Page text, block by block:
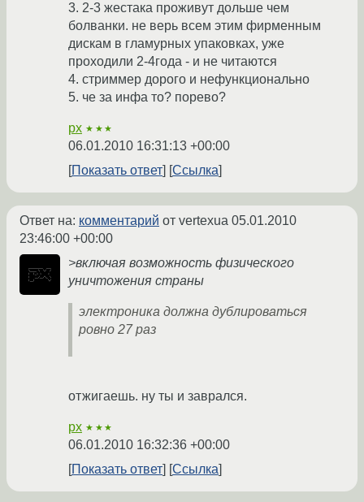
3. 2-3 жестака проживут дольше чем
болванки. не верь всем этим фирменным
дискам в гламурных упаковках, уже
проходили 2-4года - и не читаются
4. стриммер дорого и нефункционально
5. че за инфа то? порево?
px ★★★
06.01.2010 16:31:13 +00:00
Показать ответ
Ссылка
Ответ на: комментарий от vertexua 05.01.2010
23:46:00 +00:00
>включая возможность физического
уничтожения страны
электроника должна дублироваться
ровно 27 раз
отжигаешь. ну ты и заврался.
px ★★★
06.01.2010 16:32:36 +00:00
Показать ответ
Ссылка